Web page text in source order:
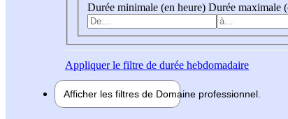
Durée minimale (en heure) Durée maximale
Appliquerle filtre de durée hebdomadaire
Afficher les filtres de Domaine professionnel